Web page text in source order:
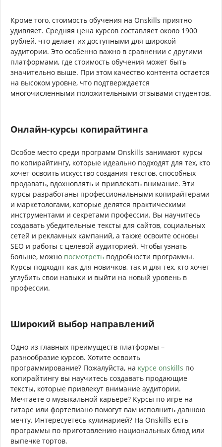
Кроме того, стоимость обучения на Onskills приятно
удивляет. Средняя цена курсов составляет около 1900
рублей, что делает их доступными для широкой
аудитории. Это особенно важно в сравнении с другими
платформами, где стоимость обучения может быть
значительно выше. При этом качество контента остается
на высоком уровне, что подтверждается
многочисленными положительными отзывами студентов.
Онлайн-курсы копирайтинга
Особое место среди программ Onskills занимают курсы
по копирайтингу, которые идеально подходят для тех, кто
хочет освоить искусство создания текстов, способных
продавать, вдохновлять и привлекать внимание. Эти
курсы разработаны профессиональными копирайтерами
и маркетологами, которые делятся практическими
инструментами и секретами профессии. Вы научитесь
создавать убедительные тексты для сайтов, социальных
сетей и рекламных кампаний, а также освоите основы
SEO и работы с целевой аудиторией. Чтобы узнать
больше, можно посмотреть подробности программы.
Курсы подходят как для новичков, так и для тех, кто хочет
углубить свои навыки и выйти на новый уровень в
профессии.
Широкий выбор направлений
Одно из главных преимуществ платформы –
разнообразие курсов. Хотите освоить
программирование? Пожалуйста, на курсе onskills по
копирайтингу вы научитесь создавать продающие
тексты, которые привлекут внимание аудитории.
Мечтаете о музыкальной карьере? Курсы по игре на
гитаре или фортепиано помогут вам исполнить давнюю
мечту. Интересуетесь кулинарией? На Onskills есть
программы по приготовлению национальных блюд или
выпечке тортов.